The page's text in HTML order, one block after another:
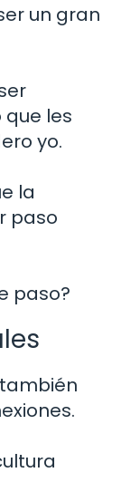
un gran
que les
yo.
la
paso
paso?